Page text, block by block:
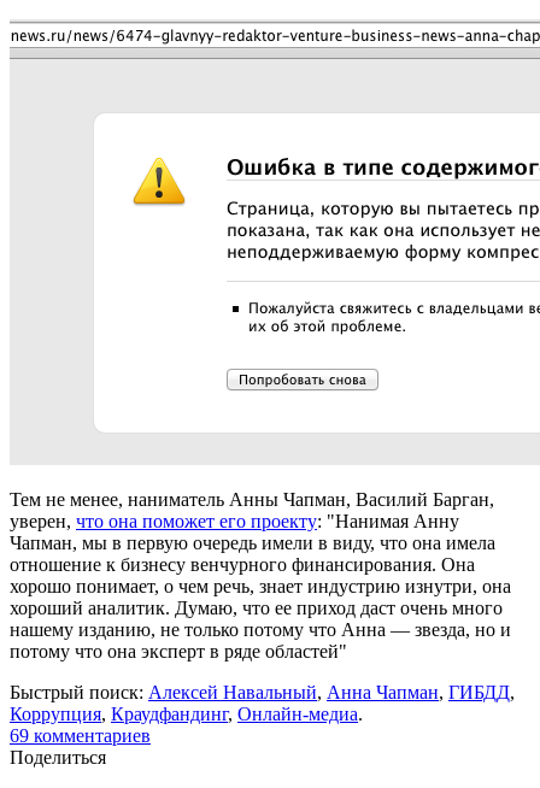
Тем не менее, наниматель Анны Чапман, Василий Барган,
уверен, что она поможет его проекту: "Нанимая Анну
Чапман, мы в первую очередь имели в виду, что она имела
отношение к бизнесу венчурного финансирования. Она
хорошо понимает, о чем речь, знает индустрию изнутри, она
хороший аналитик. Думаю, что ее приход даст очень много
нашему изданию, не только потому что Анна — звезда, но и
потому что она эксперт в ряде областей"
Быстрый поиск: Алексей Навальный, Анна Чапман, ГИБДД,
Коррупция, Краудфандинг, Онлайн-медиа.
69 комментариев
Поделиться